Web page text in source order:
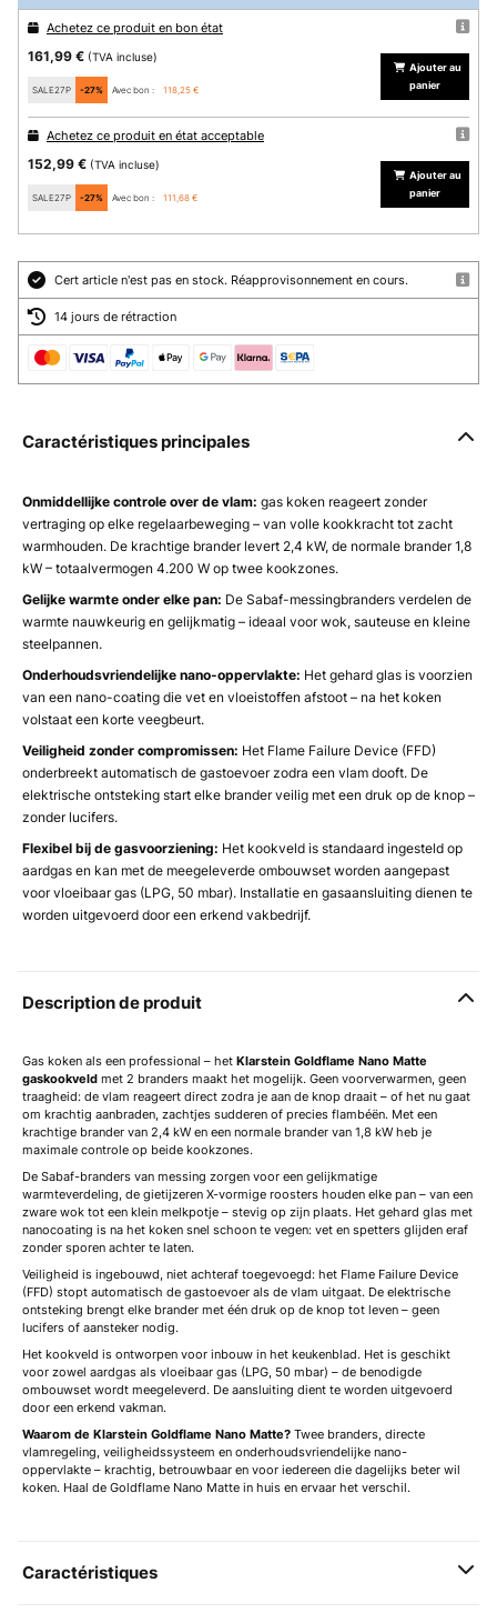
Achetez ce produit en bon état
161,99 € (TVA incluse)
SALE27P -27% Avec bon : 118,25 €
Ajouter au
panier
Achetez ce produit en état acceptable
152,99 € (TVA incluse)
SALE27P -27% Avec bon : 111,68 €
Ajouter au
panier
Cert article n'est pas en stock. Réapprovisonnement en cours.
14 jours de rétraction
Caractéristiques principales
Onmiddellijke controle over de vlam: gas koken reageert zonder
vertraging op elke regelaarbeweging – van volle kookkracht tot zacht
warmhouden. De krachtige brander levert 2,4 kW, de normale brander 1,8
kW – totaalvermogen 4.200 W op twee kookzones.
Gelijke warmte onder elke pan: De Sabaf-messingbranders verdelen de
warmte nauwkeurig en gelijkmatig – ideaal voor wok, sauteuse en kleine
steelpannen.
Onderhoudsvriendelijke nano-oppervlakte: Het gehard glas is voorzien
van een nano-coating die vet en vloeistoffen afstoot – na het koken
volstaat een korte veegbeurt.
Veiligheid zonder compromissen: Het Flame Failure Device (FFD)
onderbreekt automatisch de gastoevoer zodra een vlam dooft. De
elektrische ontsteking start elke brander veilig met een druk op de knop –
zonder lucifers.
Flexibel bij de gasvoorziening: Het kookveld is standaard ingesteld op
aardgas en kan met de meegeleverde ombouwset worden aangepast
voor vloeibaar gas (LPG, 50 mbar). Installatie en gasaansluiting dienen te
worden uitgevoerd door een erkend vakbedrijf.
Description de produit
Gas koken als een professional – het Klarstein Goldflame Nano Matte
gaskookveld met 2 branders maakt het mogelijk. Geen voorverwarmen, geen
traagheid: de vlam reageert direct zodra je aan de knop draait – of het nu gaat
om krachtig aanbraden, zachtjes sudderen of precies flambéën. Met een
krachtige brander van 2,4 kW en een normale brander van 1,8 kW heb je
maximale controle op beide kookzones.
De Sabaf-branders van messing zorgen voor een gelijkmatige
warmteverdeling, de gietijzeren X-vormige roosters houden elke pan – van een
zware wok tot een klein melkpotje – stevig op zijn plaats. Het gehard glas met
nanocoating is na het koken snel schoon te vegen: vet en spetters glijden eraf
zonder sporen achter te laten.
Veiligheid is ingebouwd, niet achteraf toegevoegd: het Flame Failure Device
(FFD) stopt automatisch de gastoevoer als de vlam uitgaat. De elektrische
ontsteking brengt elke brander met één druk op de knop tot leven – geen
lucifers of aansteker nodig.
Het kookveld is ontworpen voor inbouw in het keukenblad. Het is geschikt
voor zowel aardgas als vloeibaar gas (LPG, 50 mbar) – de benodigde
ombouwset wordt meegeleverd. De aansluiting dient te worden uitgevoerd
door een erkend vakman.
Waarom de Klarstein Goldflame Nano Matte? Twee branders, directe
vlamregeling, veiligheidssysteem en onderhoudsvriendelijke nano-
oppervlakte – krachtig, betrouwbaar en voor iedereen die dagelijks beter wil
koken. Haal de Goldflame Nano Matte in huis en ervaar het verschil.
Caractéristiques